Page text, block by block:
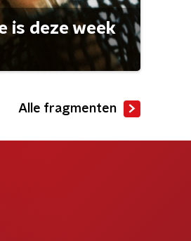
is deze week
Alle fragmenten